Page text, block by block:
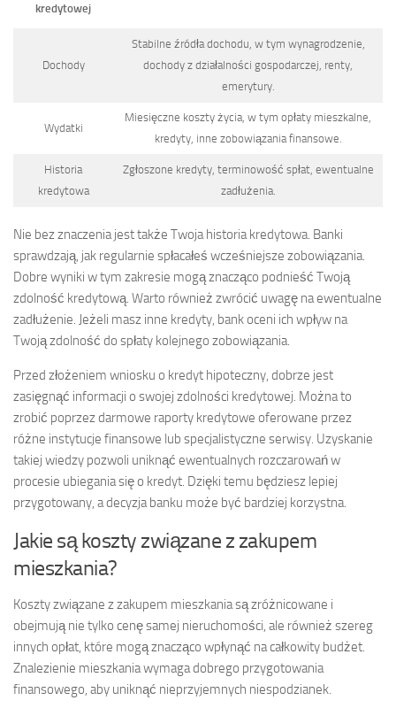
kredytowej
Dochody
Stabilne źródła dochodu, w tym wynagrodzenie,
dochody z działalności gospodarczej, renty,
emerytury.
Wydatki
Miesięczne koszty życia, w tym opłaty mieszkalne,
kredyty, inne zobowiązania finansowe.
Historia
kredytowa
Zgłoszone kredyty, terminowość spłat, ewentualne
zadłużenia.
Nie bez znaczenia jest także Twoja historia kredytowa. Banki
sprawdzają, jak regularnie spłacałeś wcześniejsze zobowiązania.
Dobre wyniki w tym zakresie mogą znacząco podnieść Twoją
zdolność kredytową. Warto również zwrócić uwagę na ewentualne
zadłużenie. Jeżeli masz inne kredyty, bank oceni ich wpływ na
Twoją zdolność do spłaty kolejnego zobowiązania.
Przed złożeniem wniosku o kredyt hipoteczny, dobrze jest
zasięgnąć informacji o swojej zdolności kredytowej. Można to
zrobić poprzez darmowe raporty kredytowe oferowane przez
różne instytucje finansowe lub specjalistyczne serwisy. Uzyskanie
takiej wiedzy pozwoli uniknąć ewentualnych rozczarowań w
procesie ubiegania się o kredyt. Dzięki temu będziesz lepiej
przygotowany, a decyzja banku może być bardziej korzystna.
Jakie są koszty związane z zakupem
mieszkania?
Koszty związane z zakupem mieszkania są zróżnicowane i
obejmują nie tylko cenę samej nieruchomości, ale również szereg
innych opłat, które mogą znacząco wpłynąć na całkowity budżet.
Znalezienie mieszkania wymaga dobrego przygotowania
finansowego, aby uniknąć nieprzyjemnych niespodzianek.